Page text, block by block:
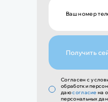
Получить
Cогласен с
обработки
даюсогласие на
персональных